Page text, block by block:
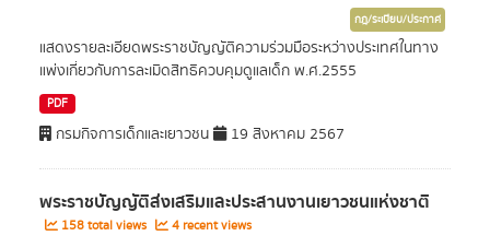
กฎ/ระเบียบ/ประกาศ
แสดงรายละเอียดพระราชบัญญัติความร่วมมือระหว่างประเทศในทาง
แพ่งเกี่ยวกับการละเมิดสิทธิควบคุมดูแลเด็ก พ.ศ.2555
PDF
กรมกิจการเด็กและเยาวชน 19 สิงหาคม 2567
พระราชบัญญัติส่งเสริมและประสานงานเยาวชนแห่งชาติ
158 total views 4 recent views